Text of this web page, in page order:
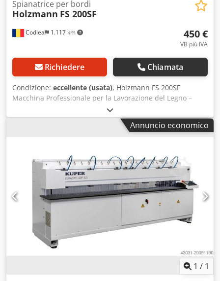
Codlea 1.117 km
Spianatrice per bordi
Holzmann FS 200SF
450 €
VB più IVA
Richiedere Chiamata
Condizione: eccellente (usata), Holzmann FS 200SF
Macchina Professionale per la Lavorazione del Legno –
Made in Austria In vendita: macchina per la lavorazione
del legno Holzmann FS 200SF, prodotta dall'azienda
austriaca Holzmann Maschinen. Attrezzatura affidabile e
200SF Produttore: Holzmann Maschinen (Austria) Tensione:
400 V / 3 Fasi / 50 Hz Potenza motore: 3,8 HP
(funzionamento continuo – 100%) 5,3 HP (servizio S6)
Numero di serie: 10035 1210 Codpfoyq Nzdjx Adrerf
Condizioni: Buono stato di funzionamento,
manutenzionata regolarmente e pronta all’uso.
Caratteristiche principali: Struttura industriale robusta
Potente motore trifase Affidabile ingegneria austriaca
Adatta per applicazioni professionali nella lavorazione del
Annuncio economico
1 / 1